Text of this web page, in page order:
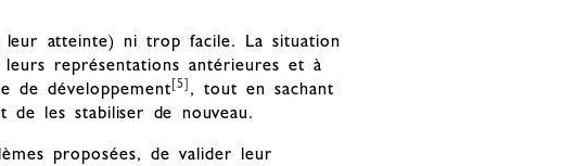
atteinte) ni trop facile. La situation
représentations antérieures et à
de développement [5] , tout en sachant
les stabiliser de nouveau.
proposées, de valider leur